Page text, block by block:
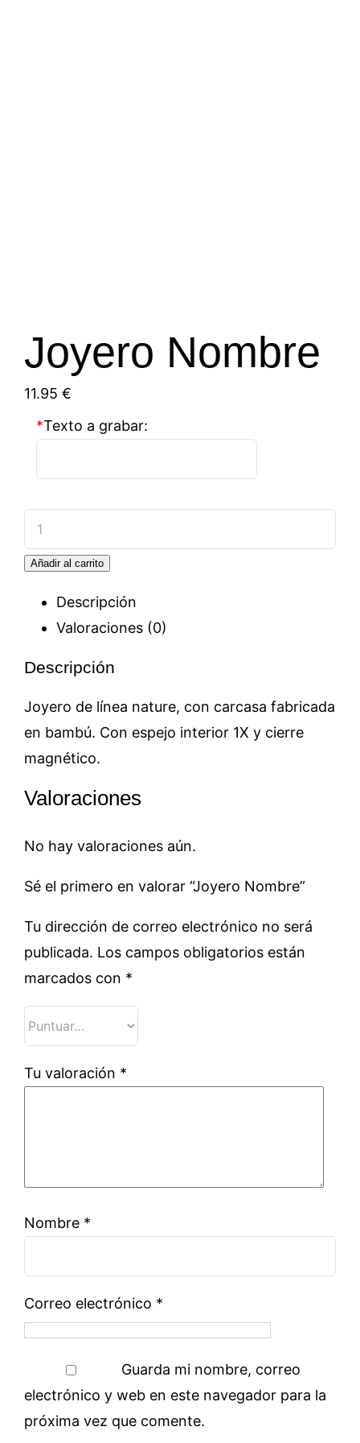
Joyero Nombre
11.95 €
*Texto a grabar:
Joyero
Nombre
cantidad
Añadir al carrito
Descripción
Valoraciones (0)
Descripción
Joyero de línea nature, con carcasa fabricada
en bambú. Con espejo interior 1X y cierre
magnético.
Valoraciones
No hay valoraciones aún.
Sé el primero en valorar “Joyero Nombre”
Tu dirección de correo electrónico no será
publicada. Los campos obligatorios están
marcados con *
Tu valoración *
Nombre *
Correo electrónico *
Guarda mi nombre, correo
electrónico y web en este navegador para la
próxima vez que comente.